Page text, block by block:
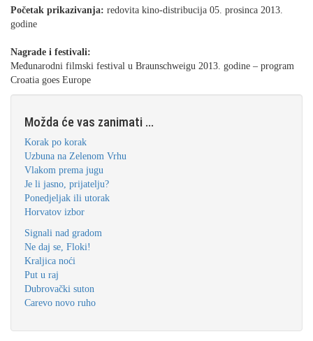
Početak prikazivanja: redovita kino-distribucija 05. prosinca 2013.
godine
Nagrade i festivali:
Međunarodni filmski festival u Braunschweigu 2013. godine – program
Croatia goes Europe
Možda će vas zanimati ...
Korak po korak
Uzbuna na Zelenom Vrhu
Vlakom prema jugu
Je li jasno, prijatelju?
Ponedjeljak ili utorak
Horvatov izbor
Signali nad gradom
Ne daj se, Floki!
Kraljica noći
Put u raj
Dubrovački suton
Carevo novo ruho